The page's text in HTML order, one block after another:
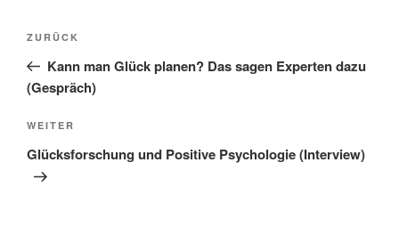
Beitragsnavigation
Vorheriger
Beitrag
ZURÜCK
Kann man Glück planen? Das sagen Experten dazu
(Gespräch)
Nächster
Beitrag
WEITER
Glücksforschung und Positive Psychologie (Interview)